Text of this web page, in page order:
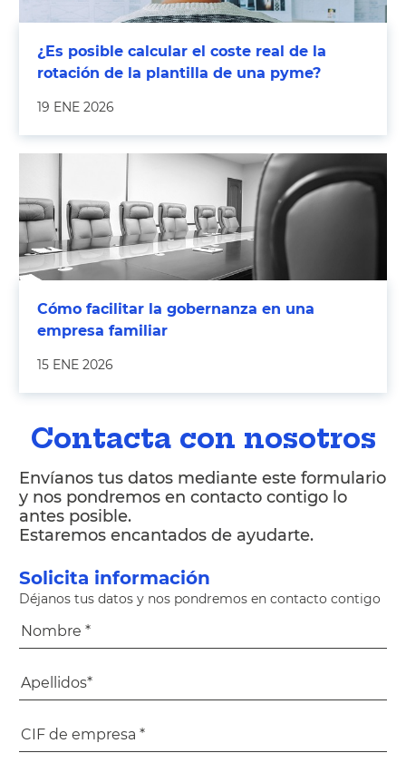
¿Es posible calcular el coste real de la
rotación de la plantilla de una pyme?
19 ENE 2026
Cómo facilitar la gobernanza en una
empresa familiar
15 ENE 2026
Contacta con nosotros
Envíanos tus datos mediante este formulario
y nos pondremos en contacto contigo lo
antes posible.
Estaremos encantados de ayudarte.
Solicita información
Déjanos tus datos y nos pondremos en contacto contigo